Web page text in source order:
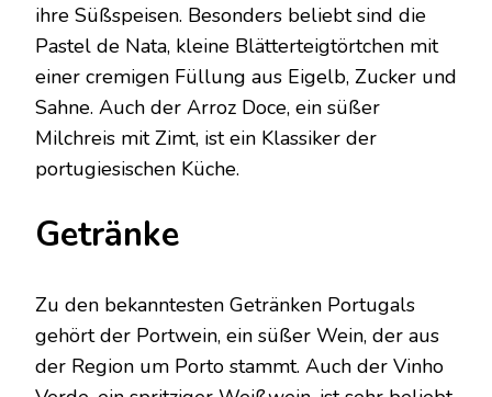
ihre Süßspeisen. Besonders beliebt sind die
Pastel de Nata, kleine Blätterteigtörtchen mit
einer cremigen Füllung aus Eigelb, Zucker und
Sahne. Auch der Arroz Doce, ein süßer
Milchreis mit Zimt, ist ein Klassiker der
portugiesischen Küche.
Getränke
Zu den bekanntesten Getränken Portugals
gehört der Portwein, ein süßer Wein, der aus
der Region um Porto stammt. Auch der Vinho